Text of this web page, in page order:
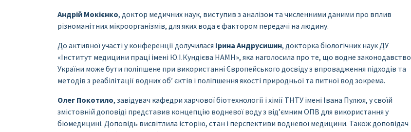
Андрій Мокієнко, доктор медичних наук, виступив з аналізом та численними даними про вплив
різноманітних мікроорганізмів, для яких вода є фактором передачі на людину.
До активної участі у конференції долучилася Ірина Андрусишин, докторка біологічних наук ДУ
«Інститут медицини праці імені Ю.І.Кундієва НАМН», яка наголосила про те, що водне законодавство
України може бути поліпшене при використанні Європейського досвіду з впровадження підходів та
методів з реабілітації водних об’ єктів і поліпшення якості природньої та питної вод зокрема.
Олег Покотило, завідувач кафедри харчової біотехнології і хімії ТНТУ імені Івана Пулюя, у своїй
змістовній доповіді представив концепцію водневої воду з від’ємним ОПВ для використання у
біомедицині. Доповідь висвітлила історію, стан і перспективи водневої медицини. Також доповідач